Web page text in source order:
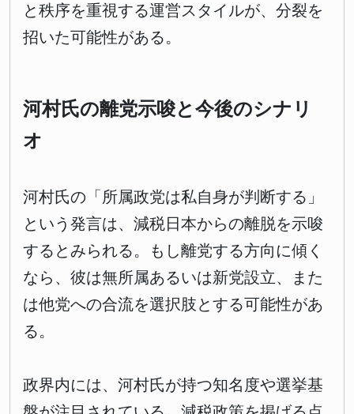
と秩序を重視する運営スタイルが、分裂を
招いた可能性がある。
河村氏の離党示唆と今後のシナリ
オ
河村氏の「所属政党は私自身が判断する」
という発言は、減税日本からの離脱を示唆
するとみられる。もし離党する方向に傾く
なら、彼は無所属あるいは新党設立、また
は他党への合流を選択肢とする可能性があ
る。
政界内には、河村氏が持つ知名度や選挙基